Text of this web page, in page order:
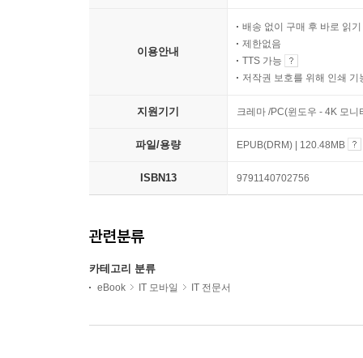
이용안내
배송 없이 구매 후 바로 읽기
제한없음
TTS 가능
저작권 보호를 위해 인쇄 기
지원기기 크레마 /PC(윈도우 - 4K 모
파일/용량 EPUB(DRM) | 120.48MB
ISBN13 9791140702756
관련분류
카테고리 분류
eBook IT 모바일 IT 전문서